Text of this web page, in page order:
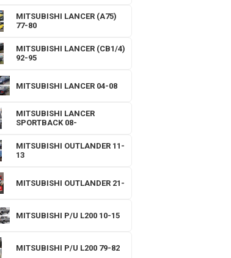
MITSUBISHI LANCER (A75)
77-80
MITSUBISHI LANCER (CB1/4)
92-95
MITSUBISHI LANCER 04-08
MITSUBISHI LANCER
SPORTBACK 08-
MITSUBISHI OUTLANDER 11-
13
MITSUBISHI OUTLANDER 21-
MITSUBISHI P/U L200 10-15
MITSUBISHI P/U L200 79-82